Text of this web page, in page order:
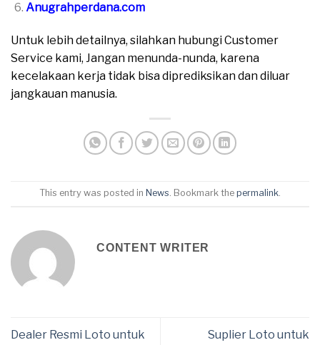
Anugrahperdana.com
Untuk lebih detailnya, silahkan hubungi Customer
Service kami, Jangan menunda-nunda, karena
kecelakaan kerja tidak bisa diprediksikan dan diluar
jangkauan manusia.
This entry was posted in News. Bookmark the permalink.
CONTENT WRITER
Dealer Resmi Loto untuk
Suplier Loto untuk